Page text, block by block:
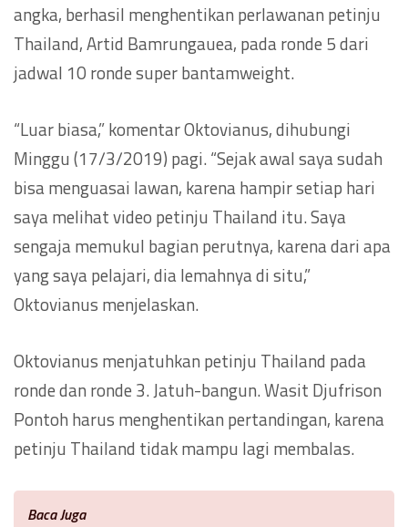
angka, berhasil menghentikan perlawanan petinju
Thailand, Artid Bamrungauea, pada ronde 5 dari
jadwal 10 ronde super bantamweight.
“Luar biasa,” komentar Oktovianus, dihubungi
Minggu (17/3/2019) pagi. “Sejak awal saya sudah
bisa menguasai lawan, karena hampir setiap hari
saya melihat video petinju Thailand itu. Saya
sengaja memukul bagian perutnya, karena dari apa
yang saya pelajari, dia lemahnya di situ,”
Oktovianus menjelaskan.
Oktovianus menjatuhkan petinju Thailand pada
ronde dan ronde 3. Jatuh-bangun. Wasit Djufrison
Pontoh harus menghentikan pertandingan, karena
petinju Thailand tidak mampu lagi membalas.
Baca Juga